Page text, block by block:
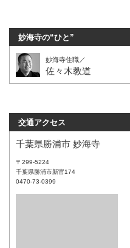
妙海寺の“ひと”
妙海寺住職／
佐々木教道
交通アクセス
千葉県勝浦市 妙海寺
〒299-5224
千葉県勝浦市新官174
0470-73-0399